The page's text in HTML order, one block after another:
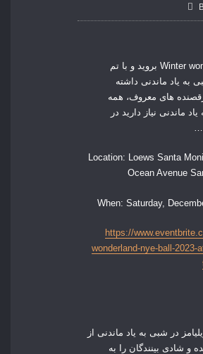
به مراسم Winter wonderland ball بروید و با تم
به یاد ماندنی داشته
های معروف، همه
ماندنی نیاز دارید در
Location: Loews Santa
Ocean Avenue
When: Saturday,
https://
wonderland-nye-ball-2023-
در شبی به یاد ماندنی از
و شادی بینندگان را به